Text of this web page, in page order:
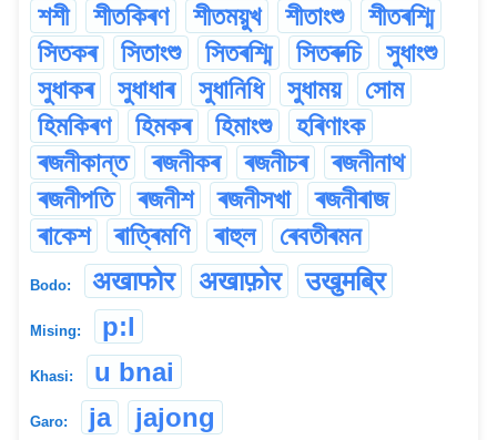
শশী
শীতকিৰণ শীতময়ুখ শীতাংশু
শীতৰশ্মি
সিতকৰ
সিতাংশু সিতৰশ্মি সিতৰুচি
সুধাংশু
সুধাকৰ
সুধাধাৰ সুধানিধি সুধাময়
সোম
হিমকিৰণ
হিমকৰ হিমাংশু
হৰিণাংক
ৰজনীকান্ত
ৰজনীকৰ ৰজনীচৰ
ৰজনীনাথ
ৰজনীপতি
ৰজনীশ ৰজনীসখা
ৰজনীৰাজ
ৰাকেশ
ৰাত্ৰিমণি ৰাহুল ৰেবতীৰমন
Bodo: अखाफोर अखाफ़ोर उखुमब्रि
Mising: p:l
Khasi: u bnai
Garo: ja jajong